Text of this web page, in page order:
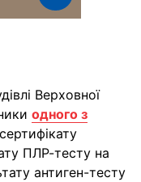
Верховної
одного з
ПЛР-тесту на
антиген-тесту